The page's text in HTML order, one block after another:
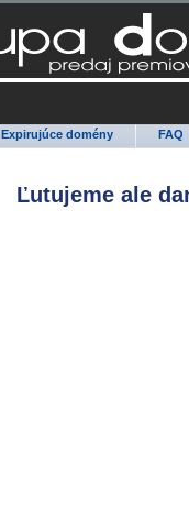
Expirujúce domény FAQ
Ľutujeme ale